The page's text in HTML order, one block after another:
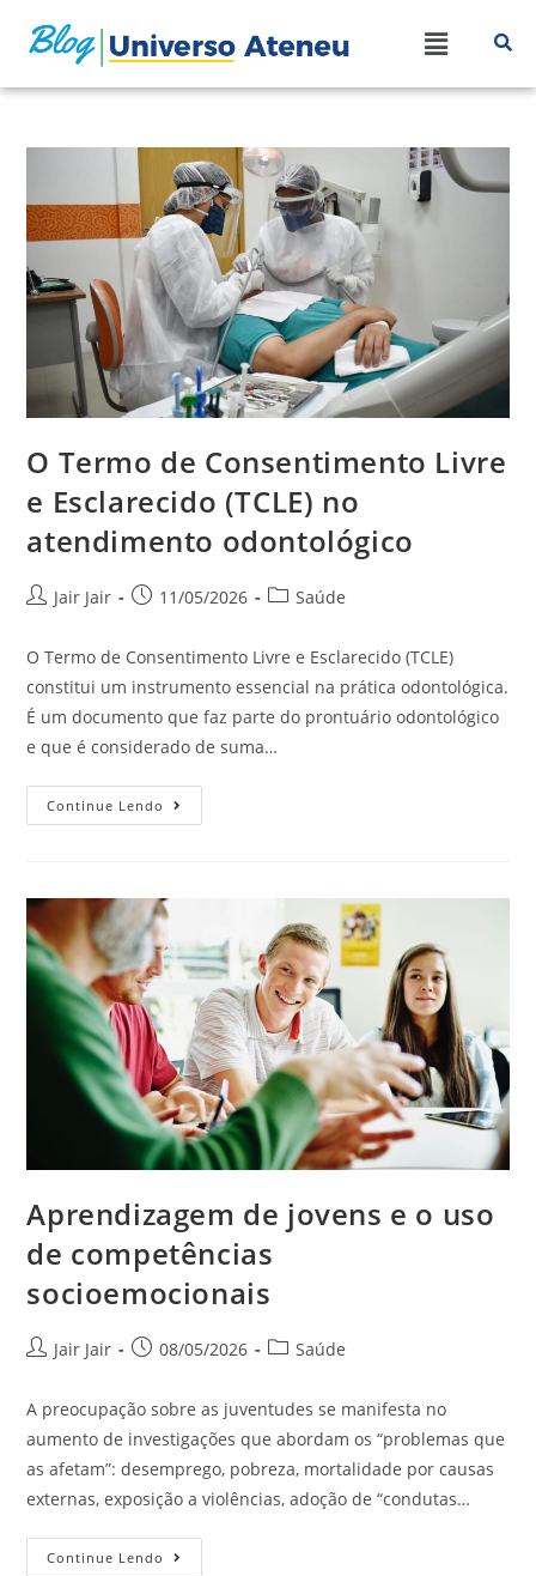
O Termo de Consentimento Livre
e Esclarecido (TCLE) no
atendimento odontológico
Jair Jair 11/05/2026 Saúde
O Termo de Consentimento Livre e Esclarecido (TCLE)
constitui um instrumento essencial na prática odontológica.
É um documento que faz parte do prontuário odontológico
e que é considerado de suma…
Continue Lendo
Aprendizagem de jovens e o uso
de competências
socioemocionais
Jair Jair 08/05/2026 Saúde
A preocupação sobre as juventudes se manifesta no
aumento de investigações que abordam os “problemas que
as afetam”: desemprego, pobreza, mortalidade por causas
externas, exposição a violências, adoção de “condutas…
Continue Lendo